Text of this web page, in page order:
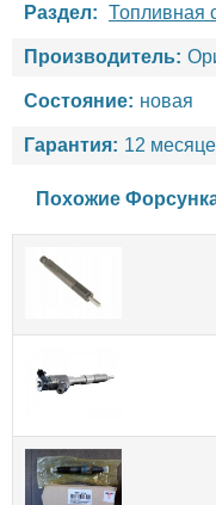
Раздел: Топливная
Производитель:
Состояние: новая
Гарантия: 12
Похожие